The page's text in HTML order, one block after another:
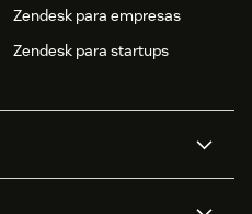
Zendesk para empresas
Zendesk para startups